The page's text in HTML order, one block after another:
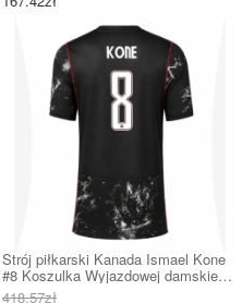
Strój piłkarski Kanada Ismael Kone
#8 Koszulka Wyjazdowej damskie
MŚ 2026 Krótki Rękaw
418.57zł